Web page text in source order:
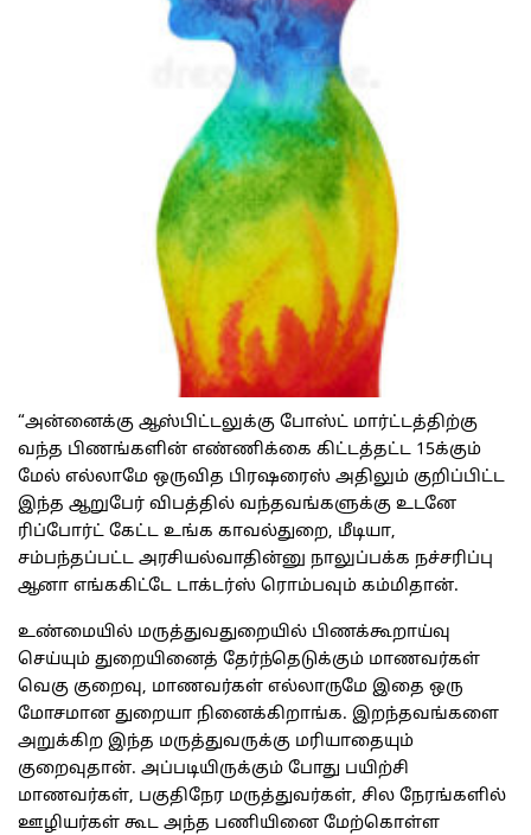
“அன்னைக்கு ஆஸ்பிட்டலுக்கு போஸ்ட் மார்ட்டத்திற்கு
வந்த பிணங்களின் எண்ணிக்கை கிட்டத்தட்ட 15க்கும்
மேல் எல்லாமே ஒருவித பிரஷரைஸ் அதிலும் குறிப்பிட்ட
இந்த ஆறுபேர் விபத்தில் வந்தவங்களுக்கு உடனே
ரிப்போர்ட் கேட்ட உங்க காவல்துறை, மீடியா,
சம்பந்தப்பட்ட அரசியல்வாதின்னு நாலுப்பக்க நச்சரிப்பு
ஆனா எங்ககிட்டே டாக்டர்ஸ் ரொம்பவும் கம்மிதான்.
உண்மையில் மருத்துவதுறையில் பிணக்கூறாய்வு
செய்யும் துறையினைத் தேர்ந்தெடுக்கும் மாணவர்கள்
வெகு குறைவு, மாணவர்கள் எல்லாருமே இதை ஒரு
மோசமான துறையா நினைக்கிறாங்க. இறந்தவங்களை
அறுக்கிற இந்த மருத்துவருக்கு மரியாதையும்
குறைவுதான். அப்படியிருக்கும் போது பயிற்சி
மாணவர்கள், பகுதிநேர மருத்துவர்கள், சில நேரங்களில்
ஊழியர்கள் கூட அந்த பணியினை மேற்கொள்ள